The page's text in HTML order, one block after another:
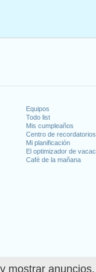
mostrar
Equipos
Todo list
Mis cumpleaños
Centro de recordatorios
Mi planificación
El optimizador de
Café de la mañana